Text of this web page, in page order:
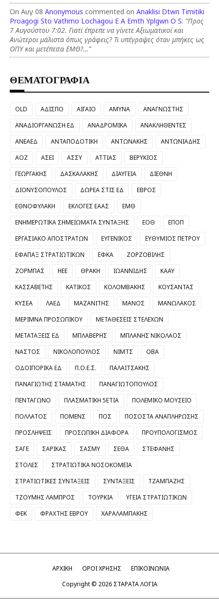
On Αυγ 08 Anonymous commented on Anaklisi Dtwn Timitiki
Proagogi Sto Vathmo Lochagou E A Emth Yplgwn O S: “Προς
7 Αυγούστου 7:02. Γιατί έπρεπε να γίνετε Αξιωματικοί και
Ανώτεροι μάλιστα όπως γράφεις? Τι υπέγραψες όταν μπήκες ως
ΟΠΥ και μετέπειτα ΕΜΘ?…”
ΘΕΜΑΤΟΓΡΑΦΙΑ
OLD ΑΔΙΣΠΟ ΑΙΓΑΙΟ ΑΜΥΝΑ
ΑΝΑΓΝΩΣΤΗΣ
ΑΝΑΔΙΟΡΓΑΝΩΣΗ ΕΔ
ΑΝΑΔΡΟΜΙΚΑ
ΑΝΑΚΛΗΘΕΝΤΕΣ
ΑΝΕΑΕΔ
ΑΝΤΑΠΟΔΟΤΙΚΗ ΑΝΤΩΝΑΚΗΣ
ΑΝΤΩΝΙΑΔΗΣ
ΑΟΖ
ΑΣΕΙ ΑΣΣΥ ΑΤΤΙΑΣ
ΒΕΡΥΚΙΟΣ
ΓΕΩΡΓΑΚΗΣ
ΔΑΣΚΑΛΑΚΗΣ ΔΙΑΥΓΕΙΑ
ΔΙΕΘΝΗ
ΔΙΟΝΥΣΟΠΟΥΛΟΣ
ΔΩΡΕΑ ΣΤΙΣ ΕΔ
ΕΒΡΟΣ
ΕΘΝΟΦΥΛΑΚΗ
ΕΚΛΟΓΕΣ ΕΑΑΣ
ΕΜΘ
ΕΝΗΜΕΡΩΤΙΚΑ ΣΗΜΕΙΩΜΑΤΑ ΣΥΝΤΑΞΗΣ
ΕΟΘ
ΕΠΟΠ
ΕΡΓΑΣΙΑΚΟ ΑΠΟΣΤΡΑΤΩΝ
ΕΥΓΕΝΙΚΟΣ
ΕΥΘΥΜΙΟΣ ΠΕΤΡΟΥ
ΕΦΑΠΑΞ ΣΤΡΑΤΙΩΤΙΚΩΝ
ΕΦΚΑ
ΖΟΡΖΟΒΙΛΗΣ
ΖΟΡΜΠΑΣ
ΗΕΕ ΘΡΑΚΗ ΙΩΑΝΝΙΔΗΣ
ΚΑΑΥ
ΚΑΣΣΑΒΕΤΗΣ
ΚΑΤΙΚΟΣ ΚΟΛΟΜΒΑΚΗΣ
ΚΟΥΣΑΝΤΑΣ
ΚΥΣΕΑ
ΛΑΕΔ ΜΑΖΑΝΙΤΗΣ ΜΑΝΟΣ
ΜΑΝΩΛΑΚΟΣ
ΜΕΡΙΜΝΑ ΠΡΟΣΩΠΙΚΟΥ
ΜΕΤΑΘΕΣΕΙΣ ΣΤΕΛΕΧΩΝ
ΜΕΤΑΤΑΞΕΙΣ ΕΔ
ΜΠΛΑΒΕΡΗΣ
ΜΠΛΑΝΗΣ ΝΙΚΟΛΑΟΣ
ΝΑΣΤΟΣ
ΝΙΚΟΛΟΠΟΥΛΟΣ ΝΙΜΤΣ
ΟΒΑ
ΟΔΟΙΠΟΡΙΚΑ ΕΔ
Π.Ο.Ε.Σ.
ΠΑΛΑΙΤΣΑΚΗΣ
ΠΑΝΑΓΙΩΤΗΣ ΣΤΑΜΑΤΗΣ
ΠΑΝΑΓΙΩΤΟΠΟΥΛΟΣ
ΠΕΝΤΑΓΩΝΟ
ΠΛΑΣΜΑΤΙΚΗ 5ΕΤΙΑ
ΠΟΛΕΜΙΚΟ ΜΟΥΣΕΙΟ
ΠΟΛΛΑΤΟΣ
ΠΟΜΕΝΣ ΠΟΣ
ΠΟΣΟΣΤΑ ΑΝΑΠΛΗΡΩΣΗΣ
ΠΡΟΣΛΗΨΕΙΣ
ΠΡΟΣΩΠΙΚΗ ΔΙΑΦΟΡΑ
ΠΡΟΥΠΟΛΟΓΙΣΜΟΣ
ΣΑΓΕ
ΣΑΡΙΚΑΣ ΣΑΣΜΥ ΣΕΘΑ
ΣΤΕΦΑΝΗΣ
ΣΤΟΛΕΣ
ΣΤΡΑΤΙΩΤΙΚΑ ΝΟΣΟΚΟΜΕΙΑ
ΣΤΡΑΤΙΩΤΙΚΕΣ ΣΥΝΤΑΞΕΙΣ
ΣΥΝΤΑΞΕΙΣ
ΤΖΑΜΠΑΖΗΣ
ΤΖΟΥΜΗΣ ΛΑΜΠΡΟΣ
ΤΟΥΡΚΙΑ
ΥΓΕΙΑ ΣΤΡΑΤΙΩΤΙΚΩΝ
ΦΕΚ
ΦΡΑΧΤΗΣ ΕΒΡΟΥ ΧΑΡΑΛΑΜΠΑΚΗΣ
ΑΡΧΙΚΗ ΟΡΟΙ ΧΡΗΣΗΣ
ΕΠΙΚΟΙΝΩΝΙΑ
Copyright © 2026 ΣΤΑΡΑΤΑ ΛΟΓΙΑ